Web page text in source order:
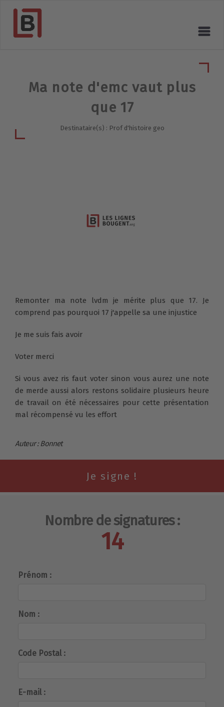
Ma note d'emc vaut plus
que 17
Destinataire(s) : Prof d'histoire geo
Remonter ma note lvdm je mérite plus que 17. Je
comprend pas pourquoi 17 j'appelle sa une injustice
Je me suis fais avoir
Voter merci
Si vous avez ris faut voter sinon vous aurez une note
de merde aussi alors restons solidaire plusieurs heure
de travail on été nécessaires pour cette présentation
mal récompensé vu les effort
Auteur : Bonnet
Nombre de signatures :
14
Prénom :
Nom :
Code Postal :
E-mail :